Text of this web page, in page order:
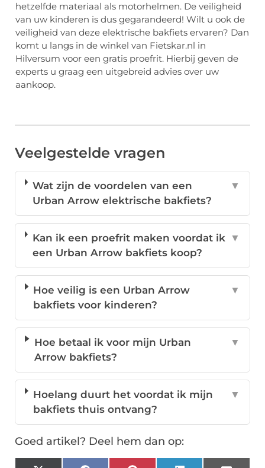
hetzelfde materiaal als motorhelmen. De veiligheid
van uw kinderen is dus gegarandeerd! Wilt u ook de
veiligheid van deze elektrische bakfiets ervaren? Dan
komt u langs in de winkel van Fietskar.nl in
Hilversum voor een gratis proefrit. Hierbij geven de
experts u graag een uitgebreid advies over uw
aankoop.
Veelgestelde vragen
Wat zijn de voordelen van een
Urban Arrow elektrische bakfiets?
▼
Kan ik een proefrit maken voordat ik
een Urban Arrow bakfiets koop?
▼
Hoe veilig is een Urban Arrow
bakfiets voor kinderen?
▼
Hoe betaal ik voor mijn Urban
Arrow bakfiets?
▼
Hoelang duurt het voordat ik mijn
bakfiets thuis ontvang?
▼
Goed artikel? Deel hem dan op: